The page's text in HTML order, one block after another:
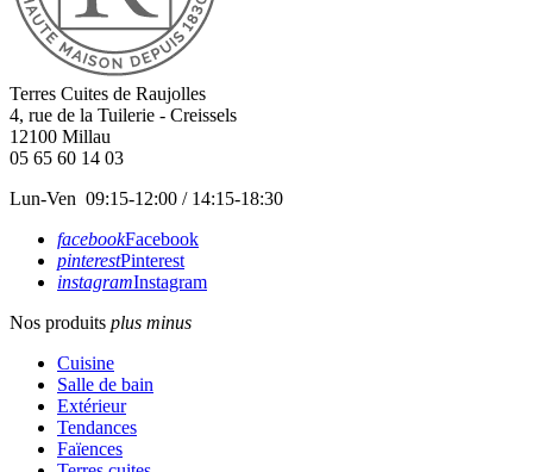
Terres Cuites de Raujolles
4, rue de la Tuilerie - Creissels
12100 Millau
05 65 60 14 03
Lun-Ven 09:15-12:00 / 14:15-18:30
facebookFacebook
pinterestPinterest
instagramInstagram
Nos produits plus minus
Cuisine
Salle de bain
Extérieur
Tendances
Faïences